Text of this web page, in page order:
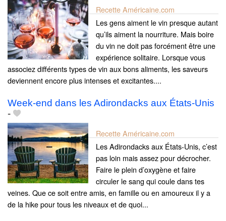
Recette Américaine.com
Les gens aiment le vin presque autant
qu’ils aiment la nourriture. Mais boire
du vin ne doit pas forcément être une
expérience solitaire. Lorsque vous
associez différents types de vin aux bons aliments, les saveurs
deviennent encore plus intenses et excitantes....
Week-end dans les Adirondacks aux États-Unis
-
Recette Américaine.com
Les Adirondacks aux États-Unis, c’est
pas loin mais assez pour décrocher.
Faire le plein d’oxygène et faire
circuler le sang qui coule dans tes
veines. Que ce soit entre amis, en famille ou en amoureux il y a
de la hike pour tous les niveaux et de quoi...